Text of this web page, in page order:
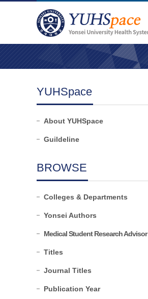
YUHSpace
About YUHSpace
Guildeline
BROWSE
Colleges & Departments
Yonsei Authors
Medical Student Research Advisor
Titles
Journal Titles
Publication Year